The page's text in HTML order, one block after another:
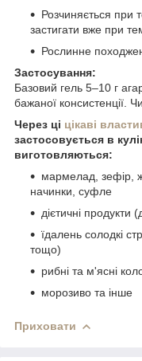
Розчиняється при
застигати вже при
Рослинне
Застосування:
Базовий гель 5–10 г
бажаної консистенції.
Через ці цікаві
застосовується в
виготовляються:
мармелад, зефір,
начинки, суфле
дієтичні
їдалень солодкі
тощо)
рибні та м'ясні
морозиво та інше
Приховати